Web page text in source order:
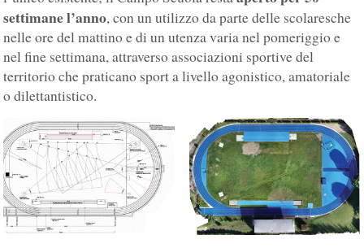
settimane l’anno, con un utilizzo da parte delle scolaresche
nelle ore del mattino e di un utenza varia nel pomeriggio e
nel fine settimana, attraverso associazioni sportive del
territorio che praticano sport a livello agonistico, amatoriale
o dilettantistico.